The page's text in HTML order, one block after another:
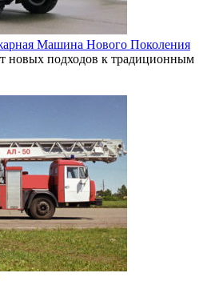
Машина Нового Поколения
новых подходов к традиционным